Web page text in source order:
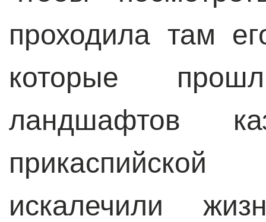
проходила там
которые
ландшафтов
искалечили